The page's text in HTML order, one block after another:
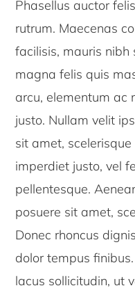
Phasellus auctor
rutrum. Maecenas
facilisis, mauris
magna felis quis
arcu, elementum ac
justo. Nullam velit
sit amet,
imperdiet justo, vel
pellentesque.
posuere sit amet,
Donec rhoncus
dolor tempus
lacus sollicitudin, ut